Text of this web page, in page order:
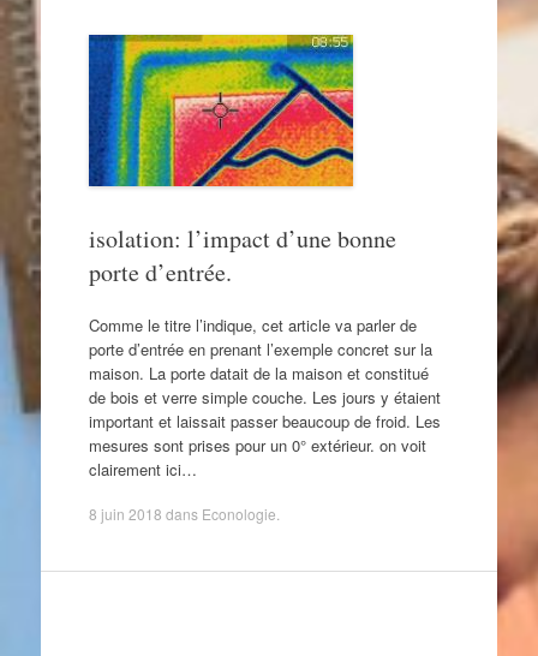
isolation: l’impact d’une bonne
porte d’entrée.
Comme le titre l’indique, cet article va parler de
porte d’entrée en prenant l’exemple concret sur la
maison. La porte datait de la maison et constitué
de bois et verre simple couche. Les jours y étaient
important et laissait passer beaucoup de froid. Les
mesures sont prises pour un 0° extérieur. on voit
clairement ici…
8 juin 2018 dans Econologie